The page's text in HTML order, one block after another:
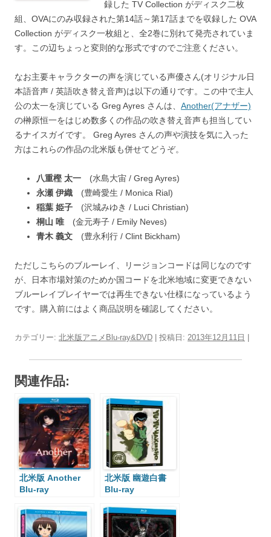
録した TV Collection がディスク二枚
組、OVAにのみ収録された第14話～第17話までを収録した OVA
Collection がディスク一枚組と、全2巻に別れて発売されていま
す。この辺ちょっと変則的な形式ですのでご注意ください。
なお主要キャラクターの声を演じている声優さん(オリジナル日
本語音声 / 英語吹き替え音声)は以下の通りです。この中で主人
公の太一を演じている Greg Ayres さんは、 Another(アナザー)
の榊原恒一をはじめ数多くの作品の吹き替え音声も担当してい
るナイスガイです。 Greg Ayres さんの声や演技を気に入った
方はこれらの作品の北米版も併せてどうぞ。
八重樫 太一 (水島大宙 / Greg Ayres)
永瀬 伊織 (豊崎愛生 / Monica Rial)
稲葉 姫子 (沢城みゆき / Luci Christian)
桐山 唯 (金元寿子 / Emily Neves)
青木 義文 (豊永利行 / Clint Bickham)
ただしこちらのブルーレイ、リージョンコードは同じなのです
が、日本市場対策のためか国コードを北米地域に変更できない
ブルーレイプレイヤーでは再生できない仕様になっているよう
です。購入前にはよく商品説明を確認してください。
カテゴリー: 北米版アニメBlu-ray&DVD | 投稿日: 2013年12月11日
関連作品:
北米版 Another
Blu-ray
北米版 幽遊白書
Blu-ray